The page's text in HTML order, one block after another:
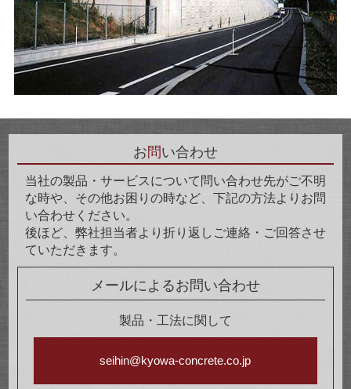
お問い合わせ
当社の製品・サービスについて問い合わせ先がご不明
な時や、その他お困りの時など、下記の方法よりお問
い合わせください。
後ほど、弊社担当者より折り返しご連絡・ご回答させ
ていただきます。
メールによるお問い合わせ
製品・工法に関して
seihin@kyowa-concrete.co.jp